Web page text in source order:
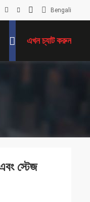
Bengali
এখন চ্যাট করুন
স্টেজ